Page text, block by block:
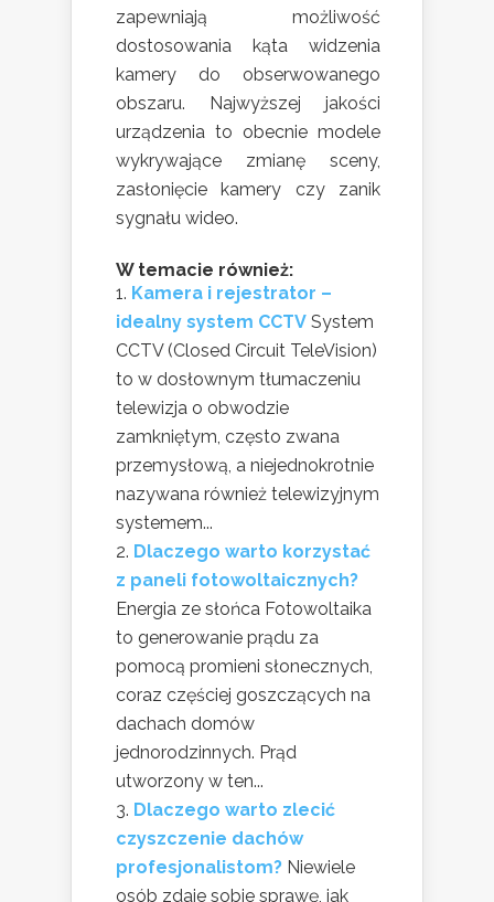
zapewniają możliwość
dostosowania kąta widzenia
kamery do obserwowanego
obszaru. Najwyższej jakości
urządzenia to obecnie modele
wykrywające zmianę sceny,
zasłonięcie kamery czy zanik
sygnału wideo.
W temacie również:
Kamera i rejestrator –
idealny system CCTV System
CCTV (Closed Circuit TeleVision)
to w dosłownym tłumaczeniu
telewizja o obwodzie
zamkniętym, często zwana
przemysłową, a niejednokrotnie
nazywana również telewizyjnym
systemem...
Dlaczego warto korzystać
z paneli fotowoltaicznych?
Energia ze słońca Fotowoltaika
to generowanie prądu za
pomocą promieni słonecznych,
coraz częściej goszczących na
dachach domów
jednorodzinnych. Prąd
utworzony w ten...
Dlaczego warto zlecić
czyszczenie dachów
profesjonalistom? Niewiele
osób zdaje sobie sprawę, jak